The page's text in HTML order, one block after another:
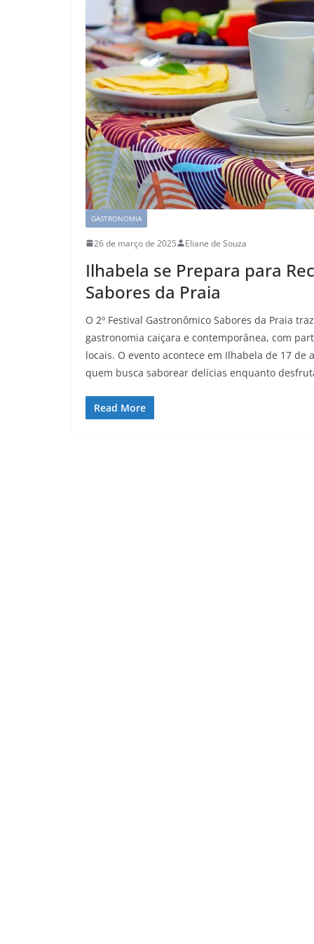
GASTRONOMIA
26 de março de 2025 Eliane de Souza
Ilhabela se Prepara para
Sabores da Praia
O 2º Festival Gastronômico Sabores da Praia
gastronomia caiçara e contemporânea, com
locais. O evento acontece em Ilhabela de 17
quem busca saborear delícias enquanto
Read More